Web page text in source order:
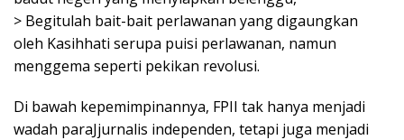
> Begitulah bait-bait perlawanan yang digaungkan
oleh Kasihhati serupa puisi perlawanan, namun
menggema seperti pekikan revolusi.
Di bawah kepemimpinannya, FPII tak hanya menjadi
wadah paraJjurnalis independen, tetapi juga menjadi